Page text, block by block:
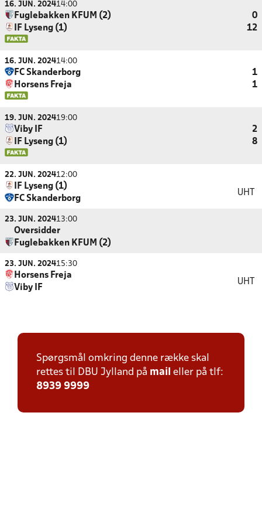
16. JUN. 202414:00
Fuglebakken KFUM (2)
0
IF Lyseng (1)
12
16. JUN. 202414:00
FC Skanderborg
1
Horsens Freja
1
19. JUN. 202419:00
Viby IF
2
IF Lyseng (1)
8
22. JUN. 202412:00
IF Lyseng (1)
FC Skanderborg
UHT
23. JUN. 202413:00
Oversidder
Fuglebakken KFUM (2)
23. JUN. 202415:30
Horsens Freja
Viby IF
UHT
Spørgsmål omkring denne række skal
rettes til DBU Jylland på mail eller på tlf:
8939 9999